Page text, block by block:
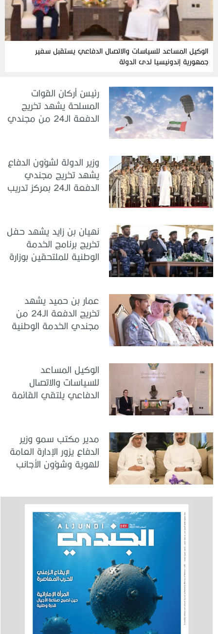
الوكيل المساعد للسياسات والاتصال الدفاعي يستقبل سفير
جمهورية إندونيسيا لدى الدولة
رئيسُ أركان القوات
المسلحة يشهد تخريج
الدفعة الـ24 من مجندي
وزير الدولة لشؤون الدفاع
يشهد تخريج مجندي
الدفعة الـ24 بمركز تدريب
نهيان بن زايد يشهد حفل
تخريج برنامج الخدمة
الوطنية للملتحقين بوزارة
عمار بن حميد يشهد
تخريج الدفعة الـ24 من
مجندي الخدمة الوطنية
الوكيل المساعد
للسياسات والاتصال
الدفاعي يلتقي القائمة
مدير مكتب سمو وزير
الدفاع يزور الإدارة العامة
للهوية وشؤون الأجانب